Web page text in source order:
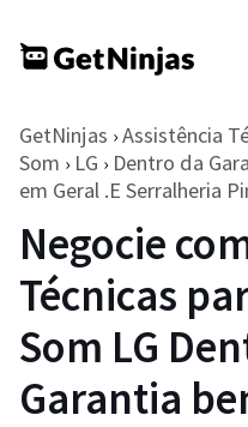
GetNinjas › Assistência
Som › LG › Dentro da
em Geral .E Serralheria
Negocie
Técnicas
Som LG
Garantia